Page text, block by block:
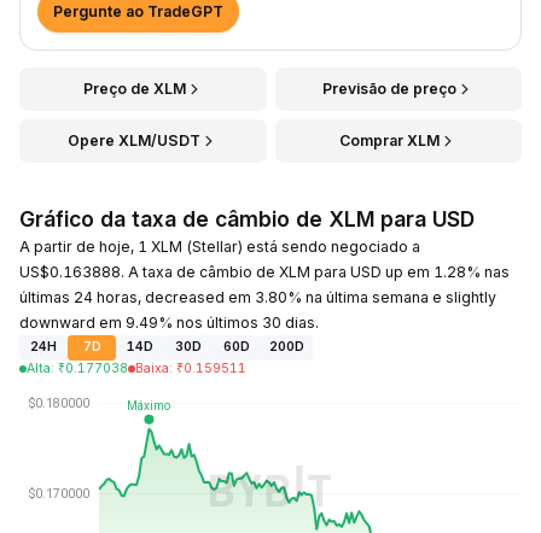
Pergunte ao TradeGPT
Preço de XLM Previsão de preço
Opere XLM/USDT Comprar XLM
Gráfico da taxa de câmbio de XLM para USD
A partir de hoje, 1 XLM (Stellar) está sendo negociado a
US$0.163888. A taxa de câmbio de XLM para USD up em 1.28% nas
últimas 24 horas, decreased em 3.80% na última semana e slightly
downward em 9.49% nos últimos 30 dias.
24H 7D 14D 30D 60D
200D
Alta: ₹0.177038 Baixa: ₹0.159511